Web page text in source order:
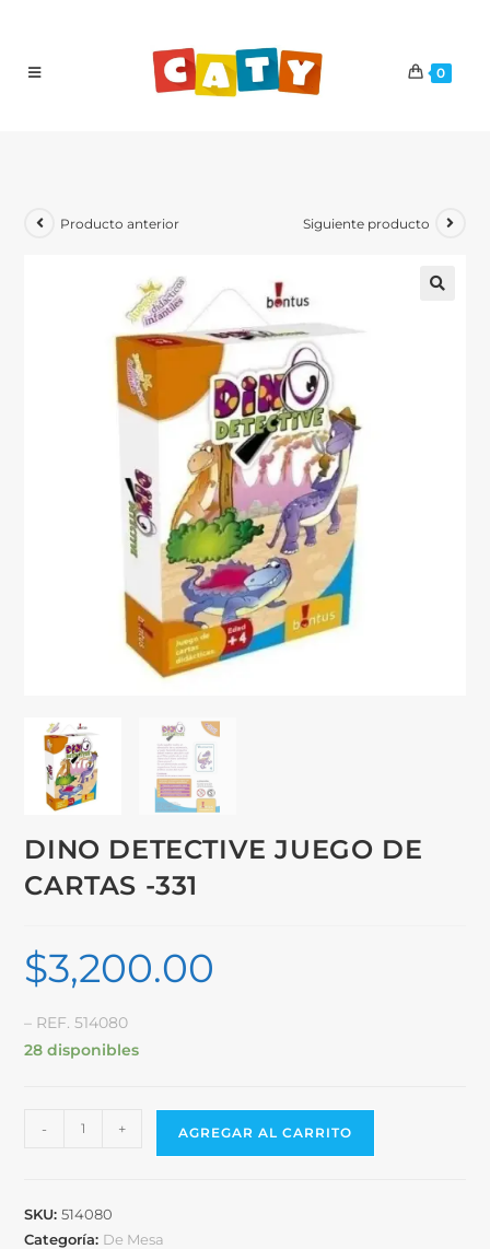
0
Producto anterior Siguiente producto
DINO DETECTIVE JUEGO DE
CARTAS -331
$3,200.00
– REF. 514080
28 disponibles
- + AGREGAR AL CARRITO
SKU:514080
Categoría: De Mesa